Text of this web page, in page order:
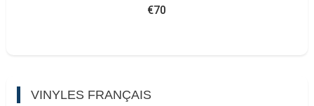
€70
VINYLES FRANÇAIS